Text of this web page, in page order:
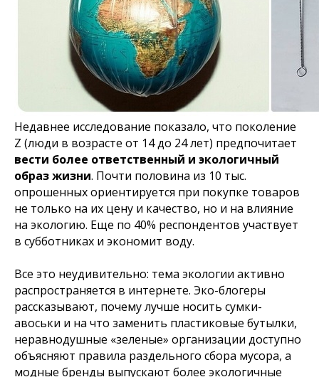
Недавнее исследование показало, что поколение
Z (люди в возрасте от 14 до 24 лет) предпочитает
вести более ответственный и экологичный
образ жизни. Почти половина из 10 тыс.
опрошенных ориентируется при покупке товаров
не только на их цену и качество, но и на влияние
на экологию. Еще по 40% респондентов участвует
в субботниках и экономит воду.
Все это неудивительно: тема экологии активно
распространяется в интернете. Эко-блогеры
рассказывают, почему лучше носить сумки-
авоськи и на что заменить пластиковые бутылки,
неравнодушные «зеленые» организации доступно
объясняют правила раздельного сбора мусора, а
модные бренды выпускают более экологичные